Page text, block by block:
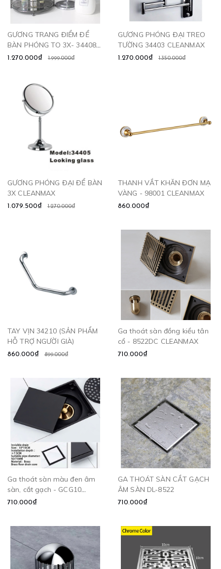
GƯƠNG TRANG ĐIỂM ĐỂ
BÀN PHÓNG TO 3X- 34408
CLEANMAX
1.270.000₫ 1.999.000₫
GƯƠNG PHÓNG ĐẠI TREO
TƯỜNG 34403 CLEANMAX
1.270.000₫ 1.350.000₫
GƯƠNG PHÓNG ĐẠI ĐỂ BÀN
3X CLEANMAX
1.079.500₫ 1.270.000₫
THANH VẮT KHĂN ĐƠN MẠ
VÀNG - 98001 CLEANMAX
860.000₫
TAY VỊN 34210 (SẢN PHẨM
HỖ TRỢ NGƯỜI GIÀ)
860.000₫ 899.000₫
Ga thoát sàn đồng kiểu tân
cổ - 8522DC CLEANMAX
710.000₫
Ga thoát sàn màu đen âm
sàn, cắt gạch - GCG10
CLEANMAX
710.000₫
GA THOÁT SÀN CẮT GẠCH
ÂM SÀN DL-8522
710.000₫